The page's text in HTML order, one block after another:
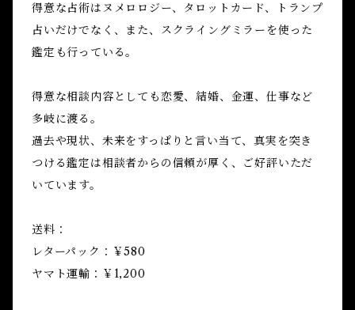
得意な占術はヌメロロジー、タロットカード、トランプ
占いだけでなく、また、スクライングミラーを使った
鑑定も行っている。
得意な相談内容としても恋愛、結婚、金運、仕事など
多岐に渡る。
過去や現状、未来をすっぱりと言い当て、真実を突き
つける鑑定は相談者からの信頼が厚く、ご好評いただ
いています。
送料：
レターパック：￥580
ヤマト運輸：￥1,200